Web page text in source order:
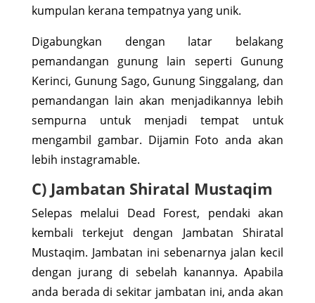
kumpulan kerana tempatnya yang unik.
Digabungkan dengan latar belakang
pemandangan gunung lain seperti Gunung
Kerinci, Gunung Sago, Gunung Singgalang, dan
pemandangan lain akan menjadikannya lebih
sempurna untuk menjadi tempat untuk
mengambil gambar. Dijamin Foto anda akan
lebih instagramable.
C) Jambatan Shiratal Mustaqim
Selepas melalui Dead Forest, pendaki akan
kembali terkejut dengan Jambatan Shiratal
Mustaqim. Jambatan ini sebenarnya jalan kecil
dengan jurang di sebelah kanannya. Apabila
anda berada di sekitar jambatan ini, anda akan